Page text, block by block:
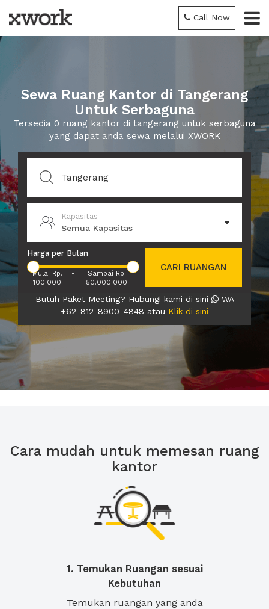
Call Now
Sewa Ruang Kantor di Tangerang
Untuk Serbaguna
Tersedia 0 ruang kantor di tangerang untuk serbaguna
yang dapat anda sewa melalui XWORK
Kapasitas
Semua Kapasitas
Harga per Bulan
Mulai Rp.
100.000
-
Sampai Rp.
50.000.000
CARI RUANGAN
Butuh Paket Meeting? Hubungi kami di sini
WA
+62-812-8900-4848 atau Klik di sini
Cara mudah untuk memesan ruang
kantor
1. Temukan Ruangan sesuai
Kebutuhan
Temukan ruangan yang anda